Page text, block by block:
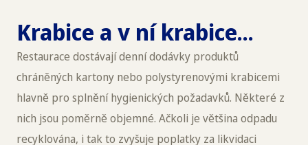
Krabice a v ní krabice...
Restaurace dostávají denní dodávky produktů
chráněných kartony nebo polystyrenovými krabicemi
hlavně pro splnění hygienických požadavků. Některé z
nich jsou poměrně objemné. Ačkoli je většina odpadu
recyklována, i tak to zvyšuje poplatky za likvidaci